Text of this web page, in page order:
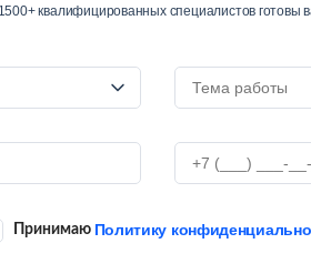
1500+ квалифицированных специалистов готовы
Принимаю Политику